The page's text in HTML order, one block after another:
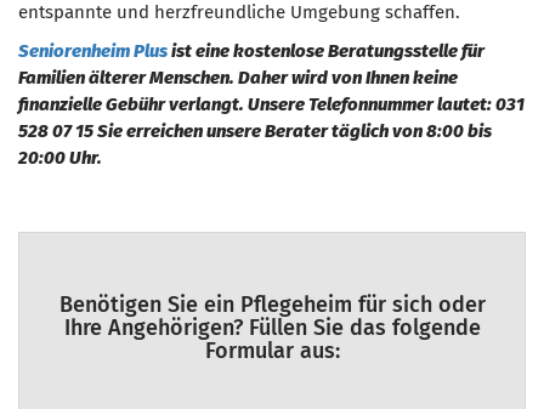
entspannte und herzfreundliche Umgebung schaffen.
Seniorenheim Plusist eine kostenlose Beratungsstelle für
Familien älterer Menschen. Daher wird von Ihnen keine
finanzielle Gebühr verlangt. Unsere Telefonnummer lautet: 031
528 07 15 Sie erreichen unsere Berater täglich von 8:00 bis
20:00 Uhr.
Benötigen Sie ein Pflegeheim für sich oder
Ihre Angehörigen? Füllen Sie das folgende
Formular aus: